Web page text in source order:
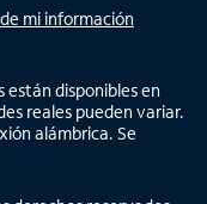
mi información
están disponibles en
reales pueden variar.
alámbrica. Se